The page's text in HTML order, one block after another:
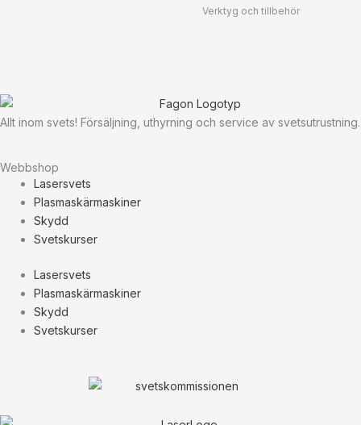
Verktyg och tillbehör
Allt inom svets! Försäljning, uthyrning och service av svetsutrustning.
Webbshop
Lasersvets
Plasmaskärmaskiner
Skydd
Svetskurser
Lasersvets
Plasmaskärmaskiner
Skydd
Svetskurser